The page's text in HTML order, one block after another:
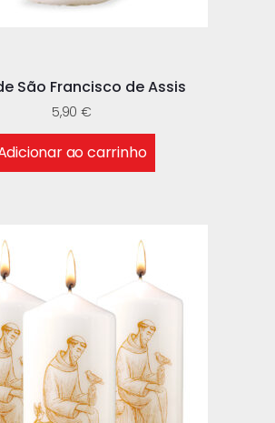
São Francisco de Assis
5,90€
ao carrinho